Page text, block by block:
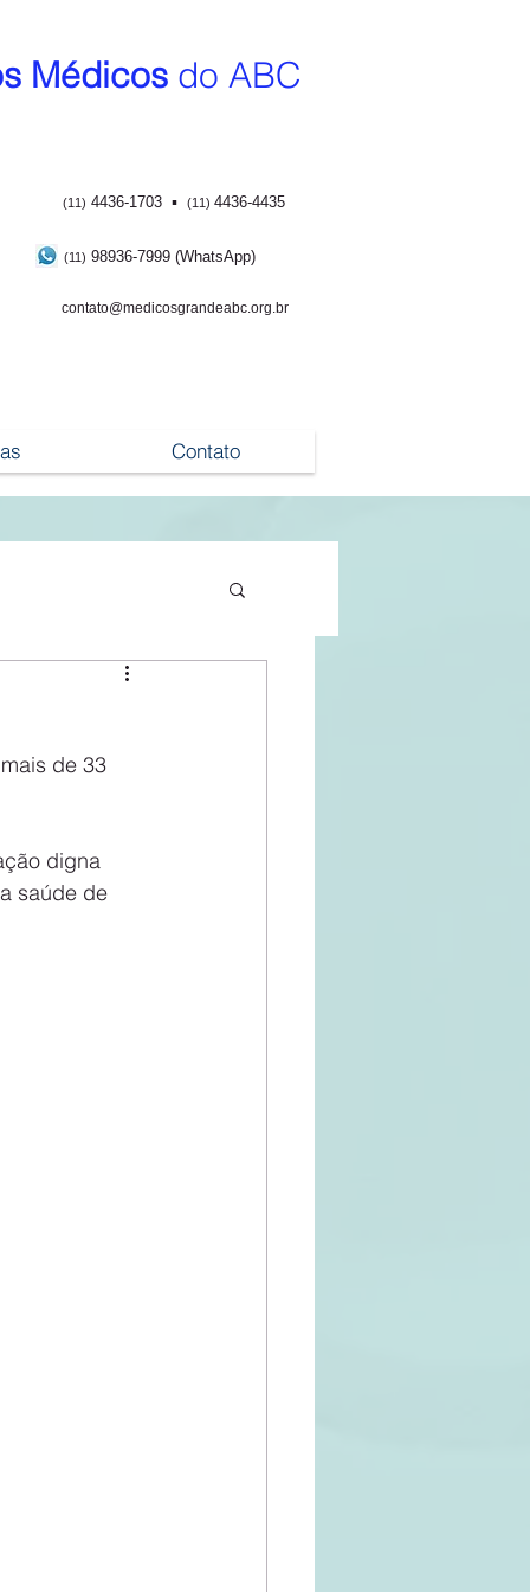
Médicos do ABC
(11) 4436-1703 ▪ (11) 4436-4435
(11) 98936-7999 (WhatsApp)
contato@medicosgrandeabc.org.br
Contato
de 33
digna
saúde de